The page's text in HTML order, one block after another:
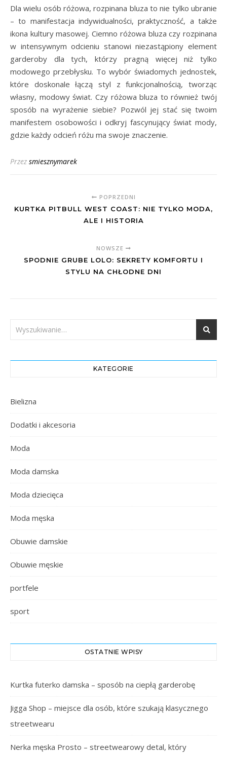
Dla wielu osób różowa, rozpinana bluza to nie tylko ubranie
– to manifestacja indywidualności, praktyczność, a także
ikona kultury masowej. Ciemno różowa bluza czy rozpinana
w intensywnym odcieniu stanowi niezastąpiony element
garderoby dla tych, którzy pragną więcej niż tylko
modowego przebłysku. To wybór świadomych jednostek,
które doskonale łączą styl z funkcjonalnością, tworząc
własny, modowy świat. Czy różowa bluza to również twój
sposób na wyrażenie siebie? Pozwól jej stać się twoim
manifestem osobowości i odkryj fascynujący świat mody,
gdzie każdy odcień różu ma swoje znaczenie.
Przez smiesznymarek
POPRZEDNI
KURTKA PITBULL WEST COAST: NIE TYLKO MODA,
ALE I HISTORIA
NOWSZE
SPODNIE GRUBE LOLO: SEKRETY KOMFORTU I
STYLU NA CHŁODNE DNI
KATEGORIE
Bielizna
Dodatki i akcesoria
Moda
Moda damska
Moda dziecięca
Moda męska
Obuwie damskie
Obuwie męskie
portfele
sport
OSTATNIE WPISY
Kurtka futerko damska – sposób na ciepłą garderobę
Jigga Shop – miejsce dla osób, które szukają klasycznego
streetwearu
Nerka męska Prosto – streetwearowy detal, który